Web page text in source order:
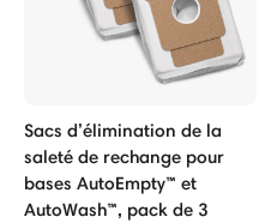
Sacs d’élimination de la
saleté de rechange pour
bases AutoEmpty™ et
AutoWash™, pack de 3